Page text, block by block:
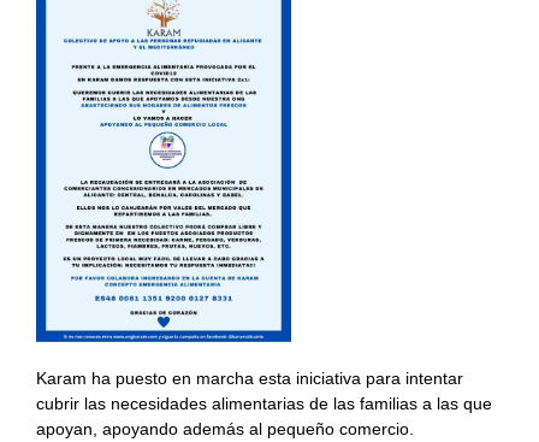
Karam ha puesto en marcha esta iniciativa para intentar
cubrir las necesidades alimentarias de las familias a las que
apoyan, apoyando además al pequeño comercio.